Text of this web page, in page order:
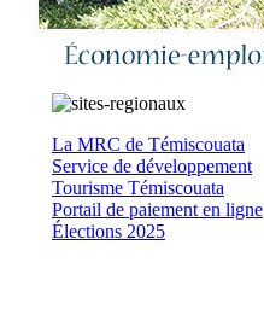
La MRC de Témiscouata
Service de développement
Tourisme Témiscouata
Portail de paiement en ligne
Élections 2025